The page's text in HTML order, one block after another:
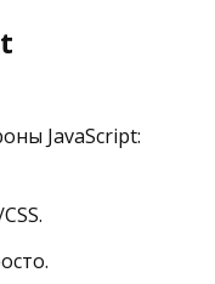
JavaScript: